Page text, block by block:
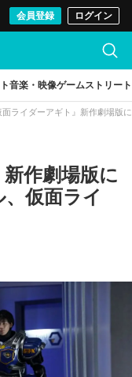
会員登録 ログイン
音楽・映像ゲームストリート
面ライダーアギト』新作劇場
作劇場版に
仮面ライ